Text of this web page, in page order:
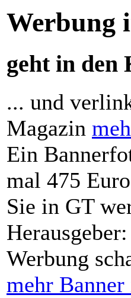
Werbung
geht in
... und
Magazin
Ein
mal 475
Sie in GT
Werbung
mehr